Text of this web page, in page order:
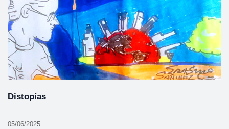
Distopías
05/06/2025